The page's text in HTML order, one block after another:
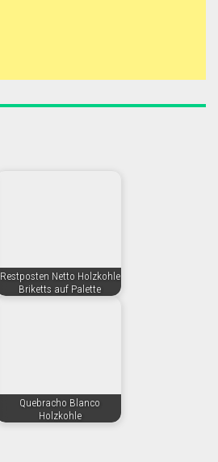
Restposten Netto Holzkohle
Briketts auf Palette
Quebracho Blanco
Holzkohle